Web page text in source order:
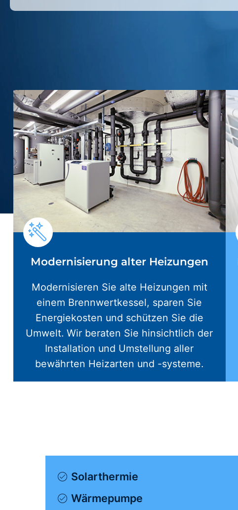
Modernisierung alter Heizungen
Modernisieren Sie alte Heizungen mit
einem Brennwertkessel, sparen Sie
Energiekosten und schützen Sie die
Umwelt. Wir beraten Sie hinsichtlich der
Installation und Umstellung aller
bewährten Heizarten und -systeme.
Solarthermie
Wärmepumpe